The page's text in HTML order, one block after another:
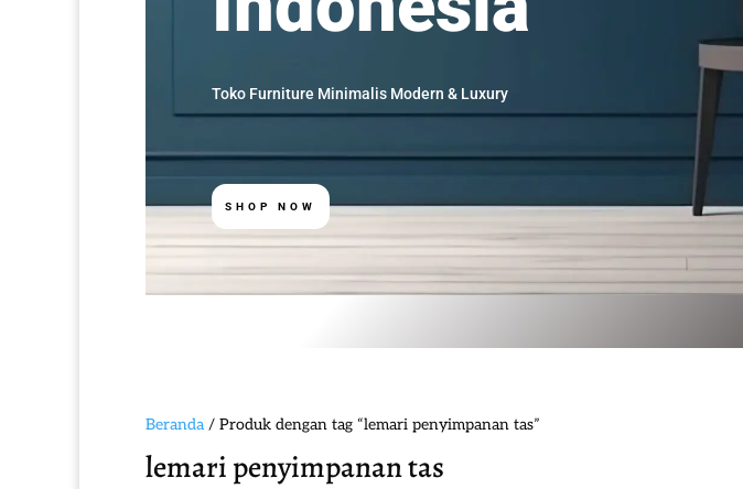
Toko Furniture Minimalis Modern & Luxury
SHOP NOW
Beranda / Produk dengan tag “lemari penyimpanan tas”
lemari penyimpanan tas